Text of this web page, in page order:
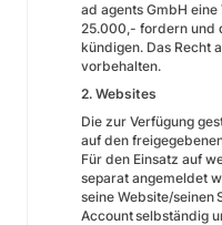
ad agents GmbH
25.000,- fordern und
kündigen. Das Recht
vorbehalten.
2. Websites
Die zur Verfügung
auf den
Für den Einsatz auf
separat angemeldet
seine Website/seinen
Account selbständig